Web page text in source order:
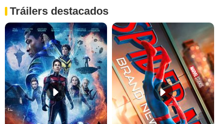
Tráilers destacados